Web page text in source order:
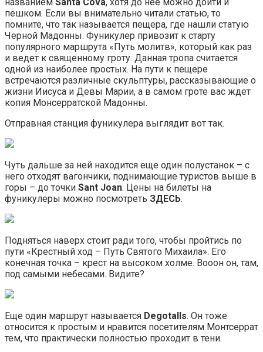
пешком. Если вы внимательно читали статью, то
помните, что так называется пещера, где нашли статую
Черной Мадонны. Фуникулер привозит к старту
популярного маршрута «Путь молитв», который как раз
и ведет к священному гроту. Данная тропа считается
одной из наиболее простых. На пути к пещере
встречаются различные скульптуры, рассказывающие о
жизни Иисуса и Девы Марии, а в самом гроте вас ждет
копия Монсерратской Мадонны.
Отправная станция фуникулера выглядит вот так.
Чуть дальше за ней находится еще один полустанок – с
него отходят вагончики, поднимающие туристов выше в
горы – до точки Sant Joan. Цены на билеты на
фуникулеры можно посмотреть ЗДЕСЬ.
Подняться наверх стоит ради того, чтобы пройтись по
пути «Крестный ход – Путь Святого Михаила». Его
конечная точка – крест на высоком холме. Вооон он, там,
под самыми небесами. Видите?
Еще один маршрут называется Degotalls. Он тоже
относится к простым и нравится посетителям Монтсеррат
тем, что практически полностью проходит в тени.